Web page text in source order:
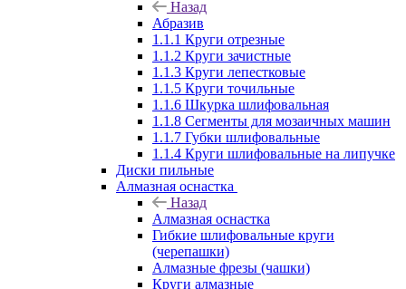
Назад
Абразив
1.1.1 Круги отрезные
1.1.2 Круги зачистные
1.1.3 Круги лепестковые
1.1.5 Круги точильные
1.1.6 Шкурка шлифовальная
1.1.8 Сегменты для мозаичных машин
1.1.7 Губки шлифовальные
1.1.4 Круги шлифовальные на липучке
Диски пильные
Алмазная оснастка
Назад
Алмазная оснастка
Гибкие шлифовальные круги
(черепашки)
Алмазные фрезы (чашки)
Круги алмазные